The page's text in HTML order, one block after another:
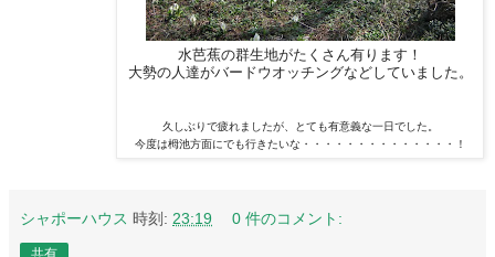
水芭蕉の群生地がたくさん有ります！
大勢の人達がバードウオッチングなどしていました。
久しぶりで疲れましたが、とても有意義な一日でした。
今度は栂池方面にでも行きたいな・・・・・・・・・・・・・・！
シャポーハウス 時刻: 23:19 0 件のコメント:
共有